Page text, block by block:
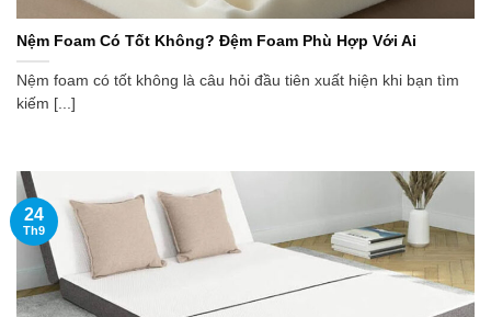
Nệm Foam Có Tốt Không? Đệm Foam Phù Hợp Với Ai
Nệm foam có tốt không là câu hỏi đầu tiên xuất hiện khi bạn tìm
kiếm [...]
24
Th9